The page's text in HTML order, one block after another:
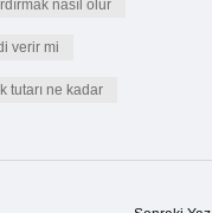
nasıl olur
verir mi
tutarı ne kadar